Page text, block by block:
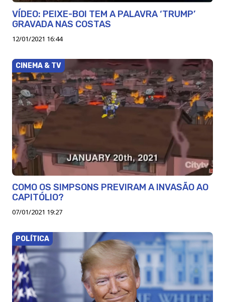
VÍDEO: PEIXE-BOI TEM A PALAVRA ‘TRUMP’
GRAVADA NAS COSTAS
12/01/2021 16:44
CINEMA & TV
COMO OS SIMPSONS PREVIRAM A INVASÃO AO
CAPITÓLIO?
07/01/2021 19:27
POLÍTICA